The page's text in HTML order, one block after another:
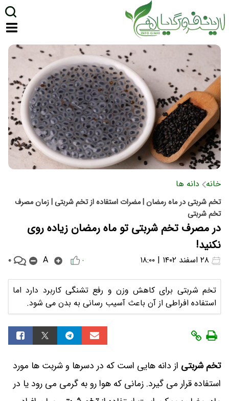
خانه دانه ها
تخم شربتی در ماه رمضان | مضرات استفاده از تخم شربتی | زمان مصرف
تخم شربتی
در مصرف تخم شربتی تو ماه رمضان زیاده روی
نکنید!
۰ A ۰
تخم شربتی برای کاهش وزن و رفع تشنگی کاربرد دارد اما
استفاده افراطی از آن باعث آسیب رسانی به بدن می شود.
تخم شربتی از دانه هایی است که در دسرها و شربت ها مورد
استفاده قرار می گیرد. زمانی که هوا رو به گرمی می رود یا در